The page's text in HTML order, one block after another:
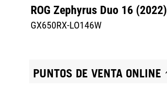
ROG Zephyrus Duo 16 (2022)
GX650RX-LO146W
PUNTOS DE VENTA ONLINE